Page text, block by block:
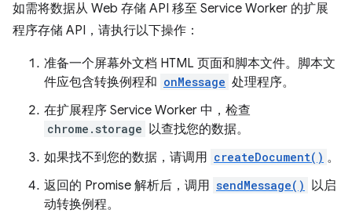
如需将数据从 Web 存储 API 移至 Service Worker 的扩展
程序存储 API，请执行以下操作：
准备一个屏幕外文档 HTML 页面和脚本文件。脚本文
件应包含转换例程和 onMessage 处理程序。
在扩展程序 Service Worker 中，检查
chrome.storage 以查找您的数据。
如果找不到您的数据，请调用 createDocument() 。
返回的 Promise 解析后，调用 sendMessage() 以启
动转换例程。